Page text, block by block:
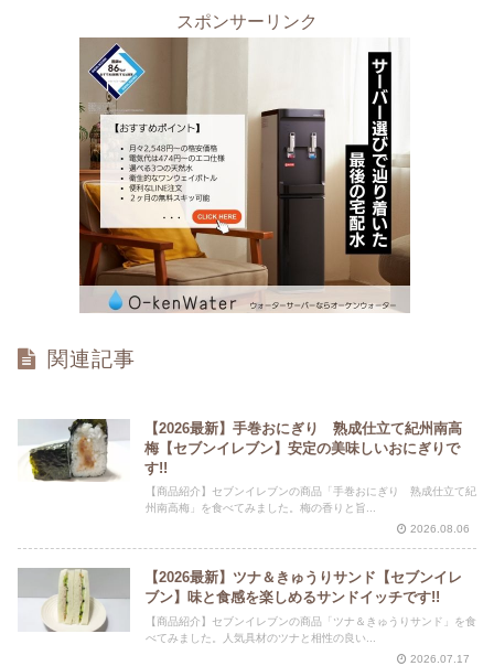
スポンサーリンク
関連記事
【2026最新】手巻おにぎり 熟成仕立て紀州南高
梅【セブンイレブン】安定の美味しいおにぎりで
す!!
【商品紹介】セブンイレブンの商品「手巻おにぎり 熟成仕立て紀
州南高梅」を食べてみました。梅の香りと旨...
2026.08.06
【2026最新】ツナ＆きゅうりサンド【セブンイレ
ブン】味と食感を楽しめるサンドイッチです!!
【商品紹介】セブンイレブンの商品「ツナ＆きゅうりサンド」を食
べてみました。人気具材のツナと相性の良い...
2026.07.17